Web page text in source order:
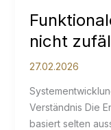
nicht
27.02.2026
Verständnis Die
basiert selten